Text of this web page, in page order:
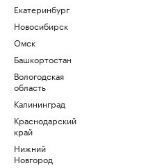
Екатеринбург
Новосибирск
Омск
Башкортостан
Вологодская
область
Калининград
Краснодарский
край
Нижний
Новгород